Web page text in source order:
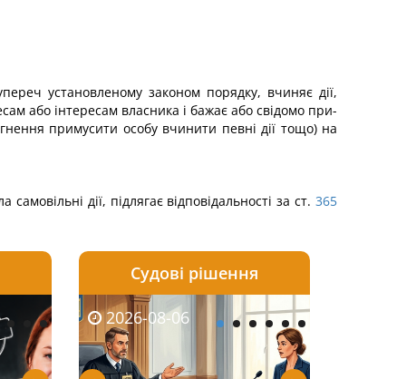
установленому законом порядку, вчиняє дії,
або інтересам власника і бажає або свідомо при­
примусити особу вчинити певні дії тощо) на
дії, підлягає відповідальності за ст. 365
2026-08-05 2026-08-05
2026-08-03 2026-08-03
2026-08-06 2026-08-06
Судові рішення
2026-08-06